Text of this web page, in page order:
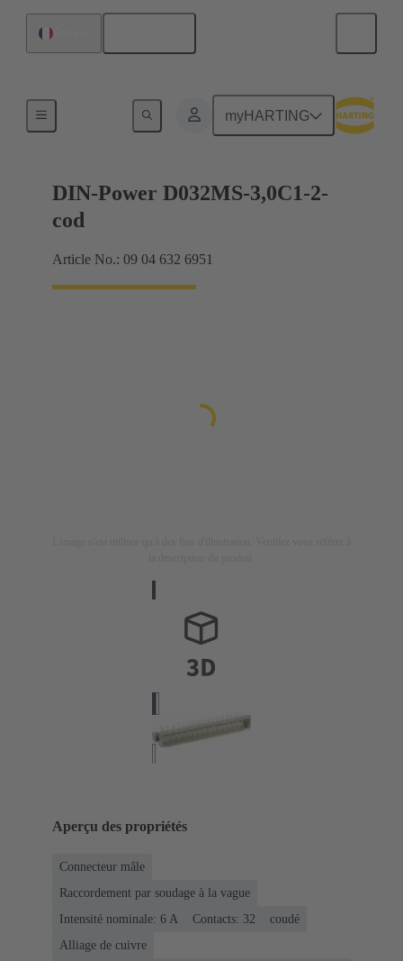
myHARTING
Raccordement carte mère à carte fille
DIN-Power D032MS-3,0C1-2-
cod
Article No.: 09 04 632 6951
Aperçu des propriétés
Connecteur mâle
Raccordement par soudage à la vague
Intensité nominale: ‌6 A
Contacts: 32
coudé
Alliage de cuivre